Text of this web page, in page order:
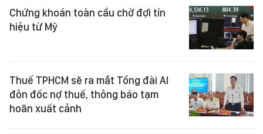
Chứng khoán toàn cầu chờ đợi tín
hiệu từ Mỹ
Thuế TPHCM sẽ ra mắt Tổng đài AI
đôn đốc nợ thuế, thông báo tạm
hoãn xuất cảnh